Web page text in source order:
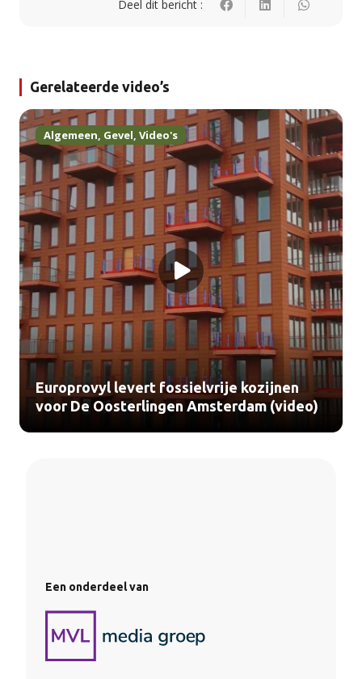
Deel dit bericht :
Gerelateerde video’s
Algemeen, Gevel, Video's
Europrovyl levert fossielvrije kozijnen
voor De Oosterlingen Amsterdam (video)
Een onderdeel van